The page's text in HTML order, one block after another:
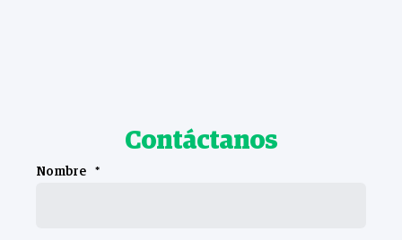
Contáctanos
Nombre *